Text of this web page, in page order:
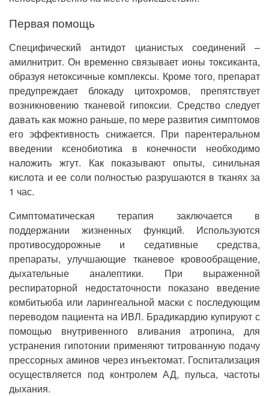
Первая помощь
Специфический антидот цианистых соединений –
амилнитрит. Он временно связывает ионы токсиканта,
образуя нетоксичные комплексы. Кроме того, препарат
предупреждает блокаду цитохромов, препятствует
возникновению тканевой гипоксии. Средство следует
давать как можно раньше, по мере развития симптомов
его эффективность снижается. При парентеральном
введении ксенобиотика в конечности необходимо
наложить жгут. Как показывают опыты, синильная
кислота и ее соли полностью разрушаются в тканях за
1 час.
Симптоматическая терапия заключается в
поддержании жизненных функций. Используются
противосудорожные и седативные средства,
препараты, улучшающие тканевое кровообращение,
дыхательные аналептики. При выраженной
респираторной недостаточности показано введение
комбитьюба или ларингеальной маски с последующим
переводом пациента на ИВЛ. Брадикардию купируют с
помощью внутривенного вливания атропина, для
устранения гипотонии применяют титрованную подачу
прессорных аминов через инъектомат. Госпитализация
осуществляется под контролем АД, пульса, частоты
дыхания.